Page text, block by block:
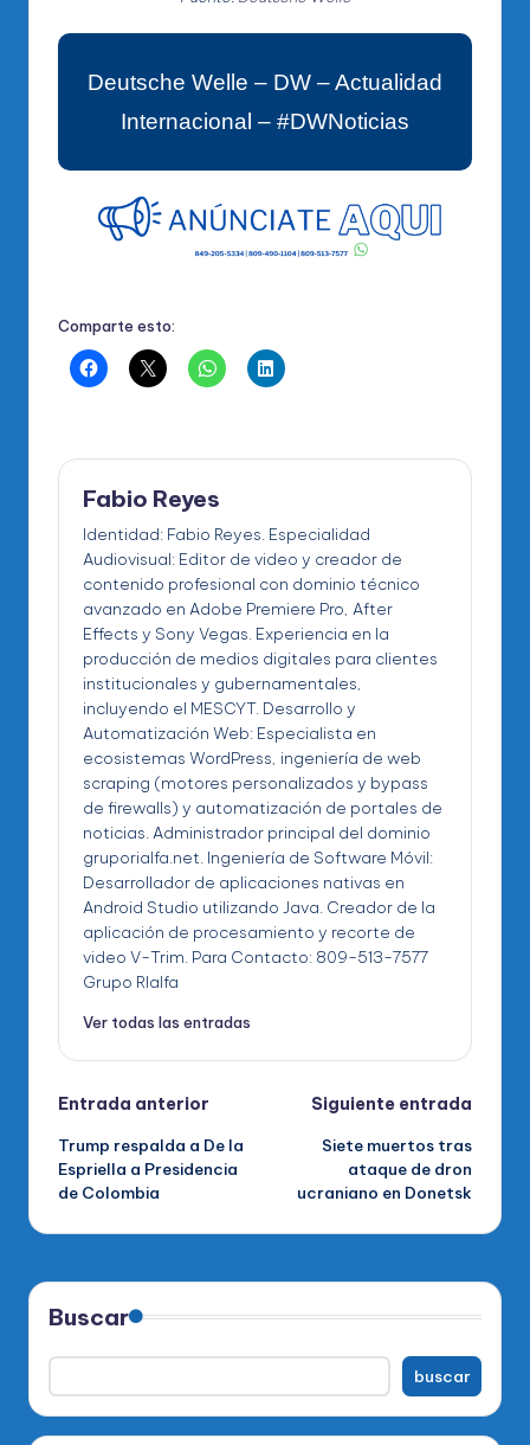
Deutsche Welle – DW – Actualidad
Internacional – #DWNoticias
Comparte esto:
Fabio Reyes
Identidad: Fabio Reyes. Especialidad
Audiovisual: Editor de video y creador de
contenido profesional con dominio técnico
avanzado en Adobe Premiere Pro, After
Effects y Sony Vegas. Experiencia en la
producción de medios digitales para clientes
institucionales y gubernamentales,
incluyendo el MESCYT. Desarrollo y
Automatización Web: Especialista en
ecosistemas WordPress, ingeniería de web
scraping (motores personalizados y bypass
de firewalls) y automatización de portales de
noticias. Administrador principal del dominio
gruporialfa.net. Ingeniería de Software Móvil:
Desarrollador de aplicaciones nativas en
Android Studio utilizando Java. Creador de la
aplicación de procesamiento y recorte de
video V-Trim. Para Contacto: 809-513-7577
Grupo RIalfa
Ver todas las entradas
Navegación
de
entradas
Entrada anterior
Trump respalda a De la
Espriella a Presidencia
de Colombia
Siguiente entrada
Siete muertos tras
ataque de dron
ucraniano en Donetsk
Buscar
buscar